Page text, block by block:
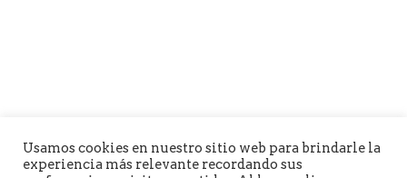
Usamos cookies en nuestro sitio web para brindarle la
experiencia más relevante recordando sus